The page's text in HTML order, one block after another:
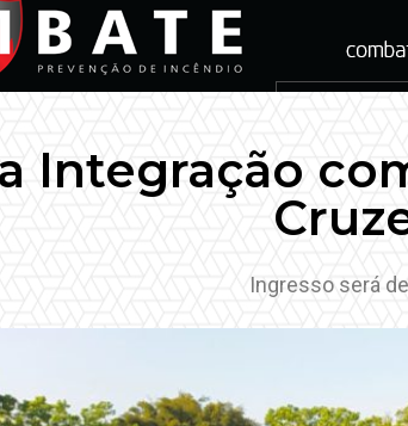
Integração
Ingresso será